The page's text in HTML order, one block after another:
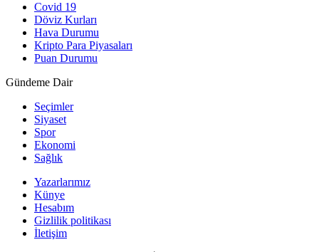
Covid 19
Döviz Kurları
Hava Durumu
Kripto Para Piyasaları
Puan Durumu
Gündeme Dair
Seçimler
Siyaset
Spor
Ekonomi
Sağlık
Yazarlarımız
Künye
Hesabım
Gizlilik politikası
İletişim